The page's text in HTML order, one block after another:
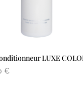
LUXE
€Plage